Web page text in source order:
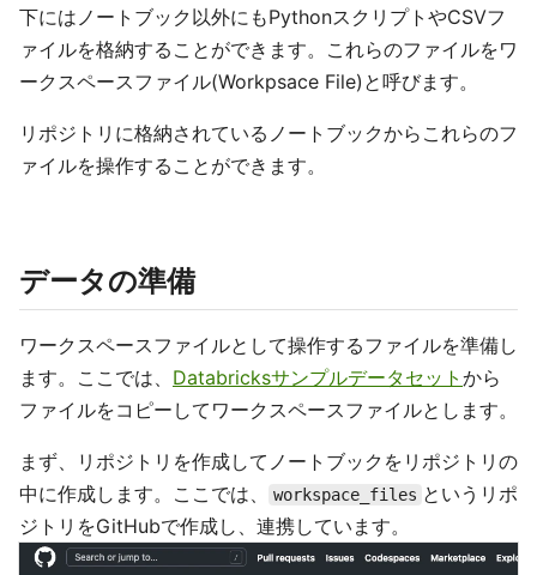
下にはノートブック以外にもPythonスクリプトやCSVフ
ァイルを格納することができます。これらのファイルをワ
ークスペースファイル(Workpsace File)と呼びます。
リポジトリに格納されているノートブックからこれらのフ
ァイルを操作することができます。
データの準備
ワークスペースファイルとして操作するファイルを準備し
ます。ここでは、 Databricksサンプルデータセット から
ファイルをコピーしてワークスペースファイルとします。
まず、リポジトリを作成してノートブックをリポジトリの
中に作成します。ここでは、
workspace_files というリポ
ジトリをGitHubで作成し、連携しています。